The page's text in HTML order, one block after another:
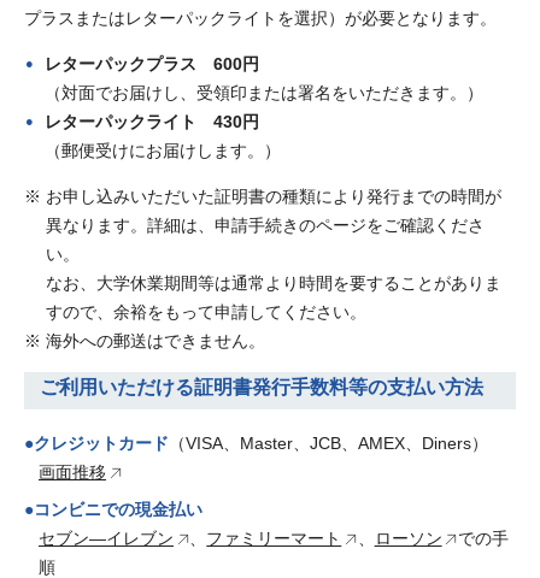
プラスまたはレターパックライトを選択）が必要となります。
レターパックプラス 600円
（対面でお届けし、受領印または署名をいただきます。）
レターパックライト 430円
（郵便受けにお届けします。）
お申し込みいただいた証明書の種類により発行までの時間が
異なります。詳細は、申請手続きのページをご確認くださ
い。
なお、大学休業期間等は通常より時間を要することがありま
すので、余裕をもって申請してください。
海外への郵送はできません。
ご利用いただける証明書発行手数料等の支払い方法
●クレジットカード （VISA、Master、JCB、AMEX、Diners）
画面推移
●コンビニでの現金払い
セブン―イレブン
ファミリーマート ローソン
での手
順